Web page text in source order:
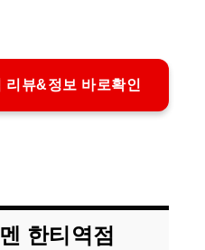
리뷰&정보 바로확인
한티역점